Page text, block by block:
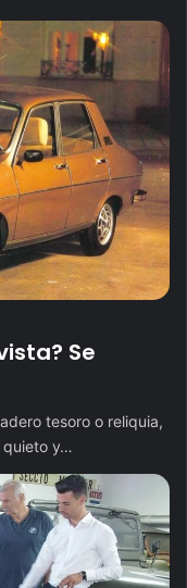
Se
tesoro o reliquia,
quieto y…